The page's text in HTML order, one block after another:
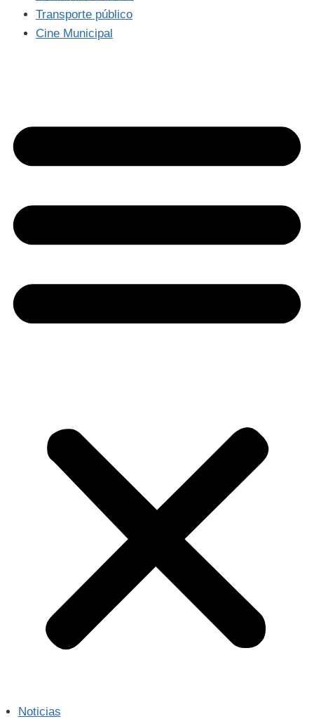
Transporte público
Cine Municipal
Noticias